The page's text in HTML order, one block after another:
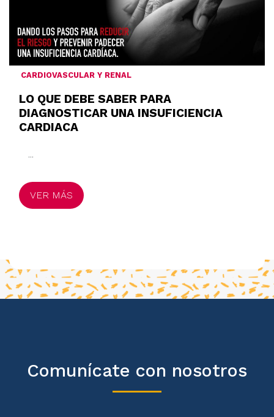
CARDIOVASCULAR Y RENAL
LO QUE DEBE SABER PARA
DIAGNOSTICAR UNA INSUFICIENCIA
CARDIACA
...
VER MÁS
Comunícate con nosotros